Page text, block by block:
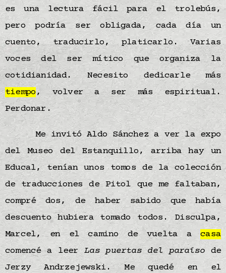
es una lectura fácil para el trolebús,
pero podría ser obligada, cada día un
cuento, traducirlo, platicarlo. Varias
voces del ser mítico que organiza la
cotidianidad. Necesito dedicarle más
tiempo , volver a ser más espiritual.
Perdonar.
Me invitó Aldo Sánchez a ver la expo
del Museo del Estanquillo, arriba hay un
Educal, tenían unos tomos de la colección
de traducciones de Pitol que me faltaban,
compré dos, de haber sabido que había
descuento hubiera tomado todos. Disculpa,
Marcel, en el camino de vuelta acasa
comencé a leerLas puertas del paraísode
Jerzy Andrzejewski. Me quedé en el